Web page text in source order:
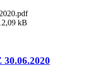
kB
30.06.2020